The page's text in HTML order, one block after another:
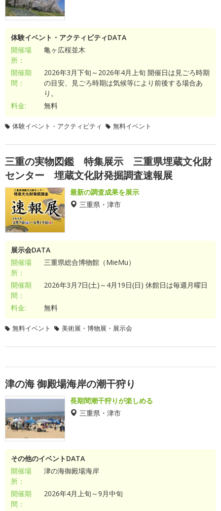
体験イベント・アクティビティDATA
開催場
所：
亀ヶ広桜並木
開催期
間：
2026年3月下旬～2026年4月上旬 開催日は見ごろ時期
の目安、見ごろ時期は気候等により前後する場合あ
り。
料金:
無料
体験イベント・アクティビティ 無料イベント
三重の実物図鑑 特集展示 三重県埋蔵文化財
センター 埋蔵文化財発掘調査速報展
最新の調査成果を展示
三重県・津市
展示会DATA
開催場
所：
三重県総合博物館（MieMu）
開催期
間：
2026年3月7日(土)～4月19日(日) 休館日は毎週月曜日
料金: 無料
無料イベント 美術展・博物展・展示会
津の海 御殿場海岸の潮干狩り
長期間潮干狩りが楽しめる
三重県・津市
その他のイベントDATA
開催場
所：
津の海御殿場海岸
開催期
間：
2026年4月上旬～9月中旬